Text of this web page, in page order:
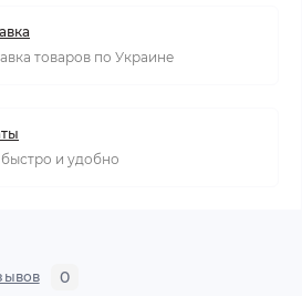
товаров по Украине
и удобно
0